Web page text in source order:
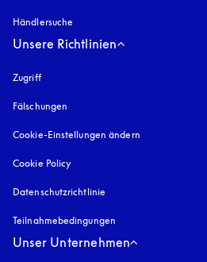
Händlersuche
Unsere Richtlinien
Zugrifföffnet sich in einem neuen Tab
Fälschungen
Cookie-Einstellungen ändern
Cookie Policy
Datenschutzrichtlinie
Teilnahmebedingungen
Unser Unternehmen